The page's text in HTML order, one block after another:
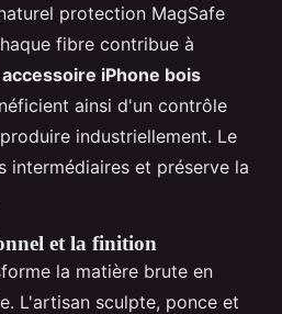
protection MagSafe
fibre contribue à
accessoire iPhone bois
ainsi d'un contrôle
industriellement. Le
intermédiaires et préserve la
et la finition
la matière brute en
L'artisan sculpte, ponce et